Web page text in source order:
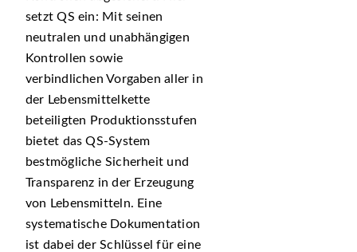
setzt QS ein: Mit seinen
neutralen und unabhängigen
Kontrollen sowie
verbindlichen Vorgaben aller in
der Lebensmittelkette
beteiligten Produktionsstufen
bietet das QS-System
bestmögliche Sicherheit und
Transparenz in der Erzeugung
von Lebensmitteln. Eine
systematische Dokumentation
ist dabei der Schlüssel für eine